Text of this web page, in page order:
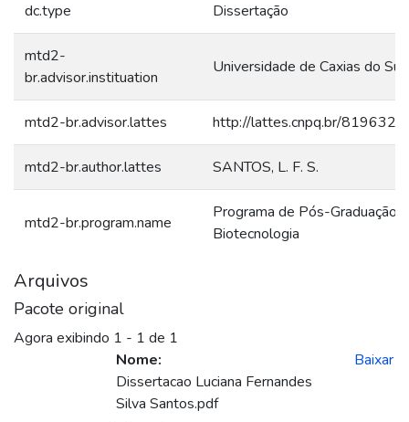
dc.type Dissertação
mtd2-
br.advisor.instituation
Universidade de Caxias do Sul
mtd2-br.advisor.lattes http://lattes.cnpq.br/
mtd2-br.author.lattes SANTOS, L. F. S.
mtd2-br.program.name
Programa de Pós-Graduação
Biotecnologia
Arquivos
Pacote original
Agora exibindo 1 - 1 de 1
Nome:
Dissertacao Luciana Fernandes
Silva Santos.pdf
Baixar